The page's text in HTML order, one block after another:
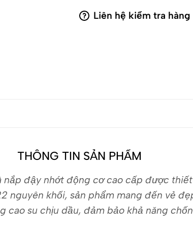
Liên hệ kiểm tra hàng
THÔNG TIN SẢN PHẨM
nắp đậy nhớt động cơ cao cấp được
nguyên khối, sản phẩm mang đến vẻ
su chịu dầu, đảm bảo khả năng